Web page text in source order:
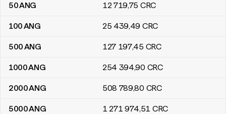
50ANG 12 719,75 CRC
100ANG 25 439,49 CRC
500ANG 127 197,45 CRC
1000ANG 254 394,90 CRC
2000ANG 508 789,80 CRC
5000ANG 1 271 974,51 CRC